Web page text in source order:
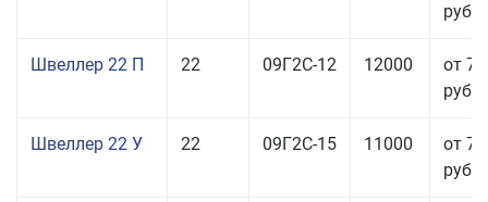
руб.
Швеллер 22 П 22 09Г2С-12 12000
от
руб.
Швеллер 22 У 22 09Г2С-15 11000
от
руб.